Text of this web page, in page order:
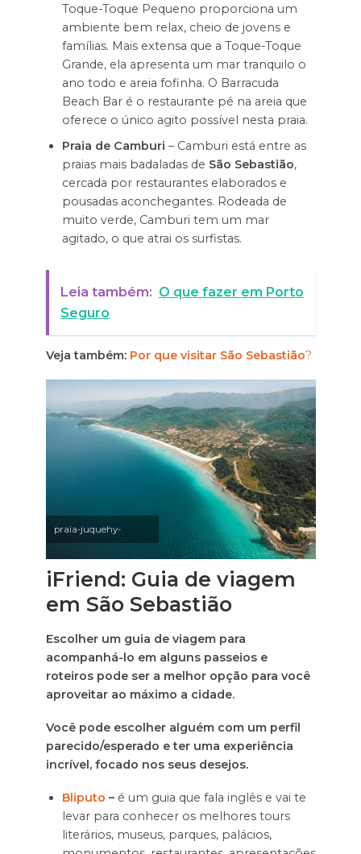
Toque-Toque Pequeno proporciona um
ambiente bem relax, cheio de jovens e
famílias. Mais extensa que a Toque-Toque
Grande, ela apresenta um mar tranquilo o
ano todo e areia fofinha. O Barracuda
Beach Bar é o restaurante pé na areia que
oferece o único agito possível nesta praia.
Praia de Camburi – Camburi está entre as
praias mais badaladas de São Sebastião,
cercada por restaurantes elaborados e
pousadas aconchegantes. Rodeada de
muito verde, Camburi tem um mar
agitado, o que atrai os surfistas.
Leia também: O que fazer em Porto
Seguro
Veja também: Por que visitar São Sebastião?
praia-juquehy-
iFriend: Guia de viagem
em São Sebastião
Escolher um guia de viagem para
acompanhá-lo em alguns passeios e
roteiros pode ser a melhor opção para você
aproveitar ao máximo a cidade.
Você pode escolher alguém com um perfil
parecido/esperado e ter uma experiência
incrível, focado nos seus desejos.
Bliputo – é um guia que fala inglês e vai te
levar para conhecer os melhores tours
literários, museus, parques, palácios,